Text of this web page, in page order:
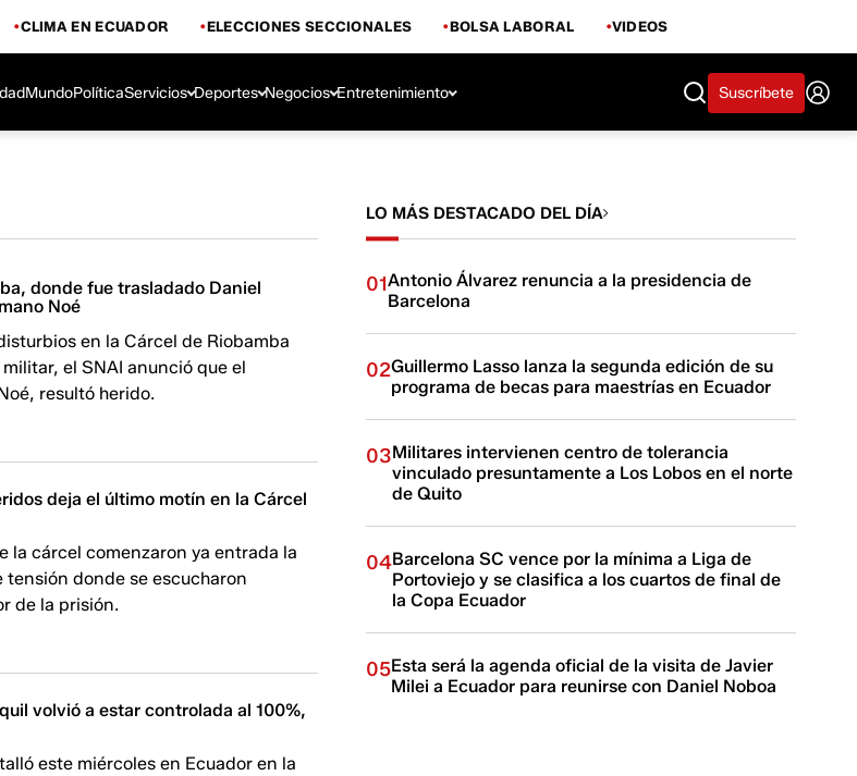
CLIMA EN ECUADOR ELECCIONES SECCIONALES BOLSA LABORAL VIDEOS
MundoPolíticaServicios Deportes Negocios Entretenimiento Suscríbete
donde fue trasladado Daniel
Noé
en la Cárcel de Riobamba
el SNAI anunció que el
resultó herido.
deja el último motín en la Cárcel
la cárcel comenzaron ya entrada la
donde se escucharon
de la prisión.
volvió a estar controlada al 100%,
este miércoles en Ecuador en la
LO MÁS DESTACADO DEL DÍA
01Antonio Álvarez renuncia a la presidencia de
Barcelona
02Guillermo Lasso lanza la segunda edición de su
programa de becas para maestrías en Ecuador
03Militares intervienen centro de tolerancia
vinculado presuntamente a Los Lobos en el norte
de Quito
04Barcelona SC vence por la mínima a Liga de
Portoviejo y se clasifica a los cuartos de final de
la Copa Ecuador
05Esta será la agenda oficial de la visita de Javier
Milei a Ecuador para reunirse con Daniel Noboa